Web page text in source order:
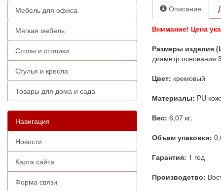
Мебель для офиса
Мягкая мебель
Столы и столики
Стулья и кресла
Товары для дома и сада
Навигация
Новости
Карта сайта
Форма связи
Описание
Внимание! Цена
Размеры изделия
диаметр основания
Цвет: кремовый
Материалы: PU
Вес: 6,07 кг.
Объем упаковки:
Гарантия: 1 год
Производство: